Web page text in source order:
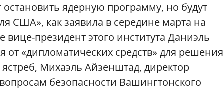
ядерную программу, но будут
США», как заявила в середине марта на
президент этого института Даниэль
от «дипломатических средств» для решения
Михаэль Айзенштад, директор
безопасности Вашингтонского